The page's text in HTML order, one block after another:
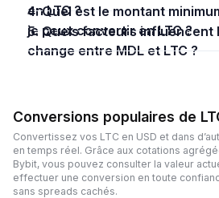
en LTC ?
4. Quel est le montant minimum de MDL que
je peux convertir en LTC ?
5. Quels facteurs influencent le taux de
change entre MDL et LTC ?
Conversions populaires de
Convertissez vos LTC en USD et dans
en temps réel. Grâce aux cotations
Bybit, vous pouvez consulter la valeur
effectuer une conversion en toute
sans spreads cachés.